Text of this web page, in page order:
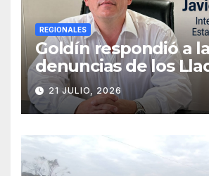
REGIONALES
Goldín respondió a
denuncias de los
defendió la
su gestión
21 JULIO, 2026